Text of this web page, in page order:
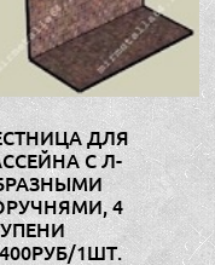
ДЛЯ
С Л-
4
1ШТ.